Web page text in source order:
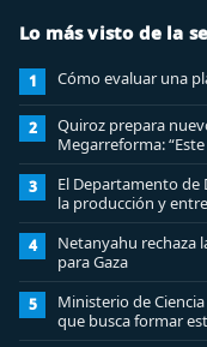
Lo más visto de la
1 Cómo evaluar una
2
Quiroz prepara
Megarreforma:
3
El Departamento de
la producción y
4
Netanyahu rechaza
para Gaza
5
Ministerio de
que busca formar
ciberseguridad